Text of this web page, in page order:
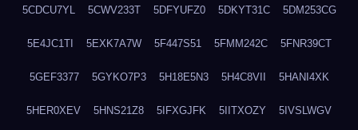
5CDCU7YL 5CWV233T 5DFYUFZ0 5DKYT31C 5DM253CG
5E4JC1TI 5EXK7A7W 5F447S51 5FMM242C 5FNR39CT
5GEF3377 5GYKO7P3 5H18E5N3 5H4C8VII 5HANI4XK
5HER0XEV 5HNS21Z8 5IFXGJFK 5IITXOZY 5IVSLWGV